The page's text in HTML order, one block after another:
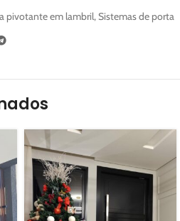
pivotante em lambril,Sistemas de porta